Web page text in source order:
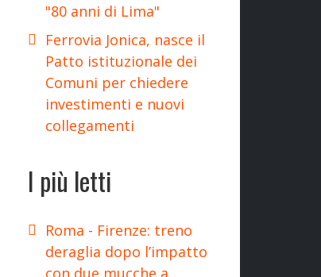
"80 anni di Lima"
Ferrovia Jonica, nasce il
Patto istituzionale dei
Comuni per chiedere
investimenti e nuovi
collegamenti
I più letti
Roma - Firenze: treno
deraglia dopo l’impatto
con due mucche a